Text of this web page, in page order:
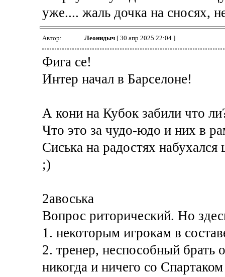
уже.... жаль дочка на сносях,
Автор: Леонидыч[ 30 апр 2025 22:04 ]
Фига се!
Интер начал в Барселоне!
А кони на Кубок забили что
Что это за чудо-юдо и них в
Сиська на радостях набухался
;)
2авоська
Вопрос риторический. Но
1. некоторым игрокам в
2. тренер, неспособный брать
никогда и ничего со